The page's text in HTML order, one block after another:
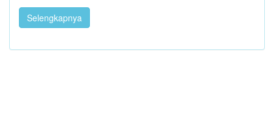
Selengkapnya